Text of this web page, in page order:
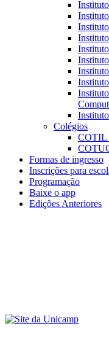
Colégios
COTIL
Formas de ingresso
Inscrições para
Programação
Baixe o app
Edições Anteriores